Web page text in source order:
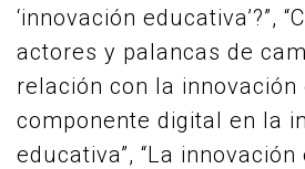
‘innovación educativa’?”,
actores y palancas de
relación con la innovación
componente digital en la
educativa”, “La